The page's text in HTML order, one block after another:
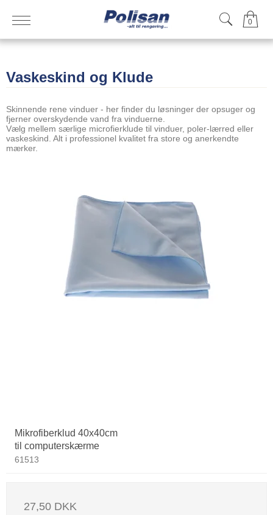
0
Vaskeskind og Klude
Skinnende rene vinduer - her finder du løsninger der opsuger og
fjerner overskydende vand fra vinduerne.
Vælg mellem særlige microfierklude til vinduer, poler-lærred eller
vaskeskind. Alt i professionel kvalitet fra store og anerkendte
mærker.
Mikrofiberklud 40x40cm
til computerskærme
61513
27,50 DKK